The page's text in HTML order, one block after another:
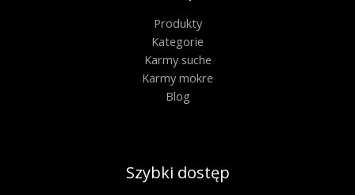
Produkty
Kategorie
Karmy suche
Karmy mokre
Blog
Szybki dostęp